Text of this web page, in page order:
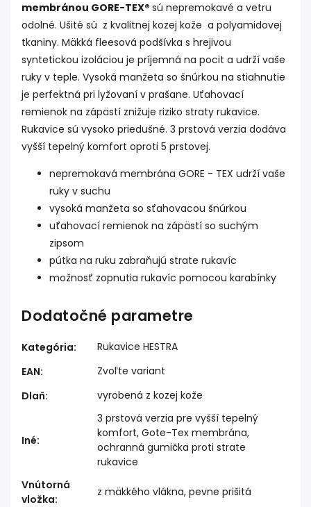
membránou GORE-TEX® sú nepremokavé a vetru
odolné. Ušité sú z kvalitnej kozej kože a polyamidovej
tkaniny. Mäkká fleesová podšívka s hrejivou
syntetickou izoláciou je príjemná na pocit a udrží vaše
ruky v teple. Vysoká manžeta so šnúrkou na stiahnutie
je perfektná pri lyžovaní v prašane. Uťahovací
remienok na zápästí znižuje riziko straty rukavice.
Rukavice sú vysoko priedušné. 3 prstová verzia dodáva
vyšší tepelný komfort oproti 5 prstovej.
nepremokavá membrána GORE - TEX udrží vaše
ruky v suchu
vysoká manžeta so sťahovacou šnúrkou
uťahovací remienok na zápästí so suchým
zipsom
pútka na ruku zabraňujú strate rukavíc
možnosť zopnutia rukavíc pomocou karabínky
Dodatočné parametre
Kategória:
Rukavice HESTRA
EAN:
Zvoľte variant
Dlaň: vyrobená z kozej kože
Iné:
3 prstová verzia pre vyšší tepelný
komfort, Gote-Tex membrána,
ochranná gumička proti strate
rukavice
Vnútorná
vložka:
z mäkkého vlákna, pevne prišitá